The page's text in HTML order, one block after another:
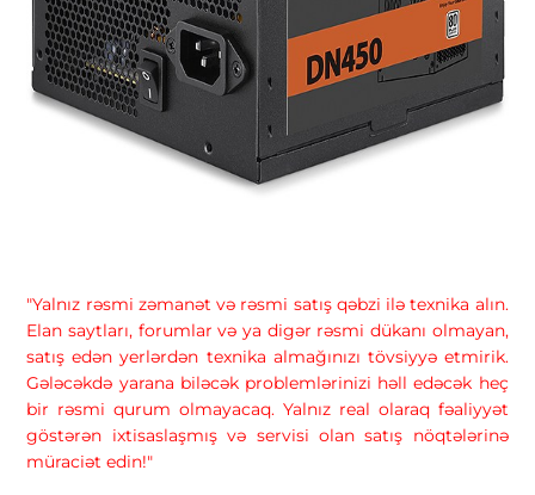
"Yalnız rəsmi zəmanət və rəsmi satış qəbzi ilə texnika alın.
Elan saytları, forumlar və ya digər rəsmi dükanı olmayan,
satış edən yerlərdən texnika almağınızı tövsiyyə etmirik.
Gələcəkdə yarana biləcək problemlərinizi həll edəcək heç
bir rəsmi qurum olmayacaq. Yalnız real olaraq fəaliyyət
göstərən ixtisaslaşmış və servisi olan satış nöqtələrinə
müraciət edin!"